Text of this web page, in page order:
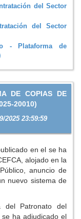
del Sector
del Sector
- Plataforma de
DE COPIAS DE
20010)
2025 23:59:59
en el se ha
alojado en la
anuncio de
nuevo sistema de
del Patronato del
ha adjudicado el